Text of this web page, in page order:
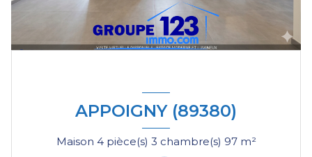
APPOIGNY (89380)
Maison 4 pièce(s) 3 chambre(s) 97 m²